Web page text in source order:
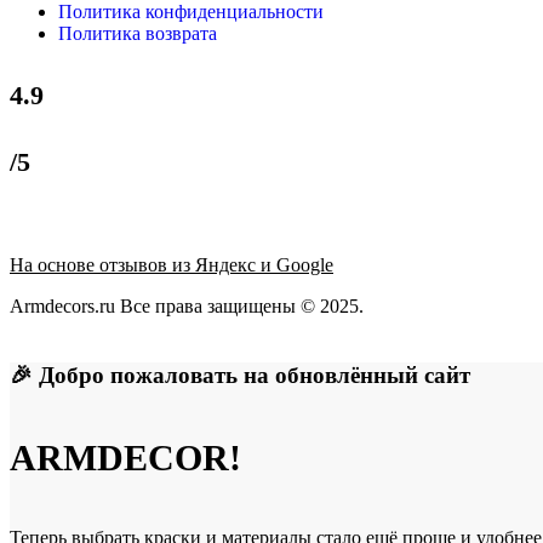
Политика конфиденциальности
Политика возврата
4.9
/5
На основе отзывов из Яндекс и Google
Armdecors.ru Все права защищены © 2025. ​
🎉 Добро пожаловать на обновлённый сайт
ARMDECOR!
Теперь выбрать краски и материалы стало ещё проще и